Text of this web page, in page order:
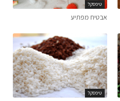
טיפסקל
אבטיח מפתיע
טיפסקל